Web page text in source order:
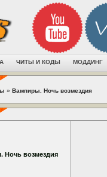
ЧИТЫ И КОДЫ МОДДИНГ
» Вампиры. Ночь возмездия
Ночь возмездия